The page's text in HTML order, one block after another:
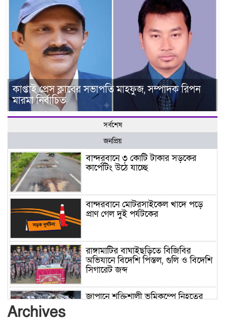
কাপ্তাই প্রেস ক্লাবের সভাপতি মাহফুজ, সম্পাদক রিপন
মারমা নির্বাচিত
সর্বশেষ
জনপ্রিয়
বান্দরবানে ৩ কোটি টাকার সড়কের
কার্পেটিং উঠে যাচ্ছে
বান্দরবানে মোটরসাইকেল খাদে পড়ে
প্রাণ গেল দুই পর্যটকের
রাঙ্গামাটির বাঘাইছড়িতে বিজিবির
অভিযানে বিদেশি পিস্তল, গুলি ও বিদেশি
সিগারেট জব্দ
জাপানে শক্তিশালী ভূমিকম্পে নিহতের
Archives